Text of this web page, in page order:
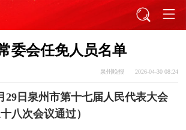
委会任免人员名单
泉州晚报 2026-04-30 08:24
29日泉州市第十七届人民代表大会
八次会议通过）